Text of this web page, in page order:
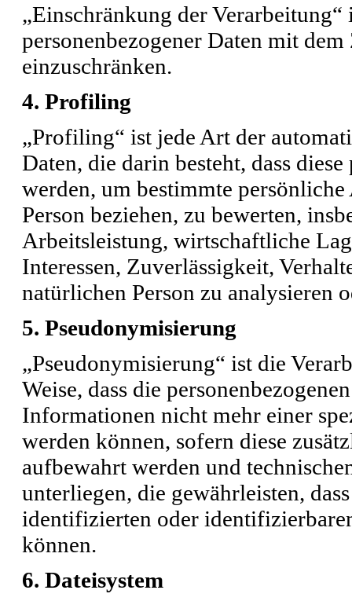
„Einschränkung der
personenbezogener Daten mit
einzuschränken.
4. Profiling
„Profiling“ ist jede Art der
Daten, die darin besteht, dass
werden, um bestimmte
Person beziehen, zu bewerten,
Arbeitsleistung, wirtschaftliche
Interessen, Zuverlässigkeit,
natürlichen Person zu analysieren
5. Pseudonymisierung
„Pseudonymisierung“ ist die
Weise, dass die
Informationen nicht mehr einer
werden können, sofern diese
aufbewahrt werden und
unterliegen, die gewährleisten,
identifizierten oder
können.
6. Dateisystem